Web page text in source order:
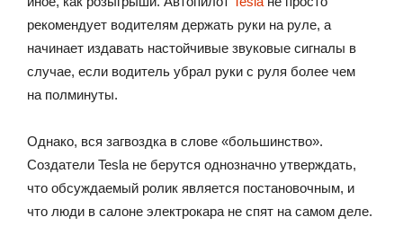
рекомендует водителям держать руки на руле, а
начинает издавать настойчивые звуковые сигналы в
случае, если водитель убрал руки с руля более чем
на полминуты.
Однако, вся загвоздка в слове «большинство».
Создатели Tesla не берутся однозначно утверждать,
что обсуждаемый ролик является постановочным, и
что люди в салоне электрокара не спят на самом деле.